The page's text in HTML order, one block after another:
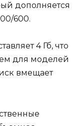
дополняется
600.
4 Гб, что
для моделей
вмещает